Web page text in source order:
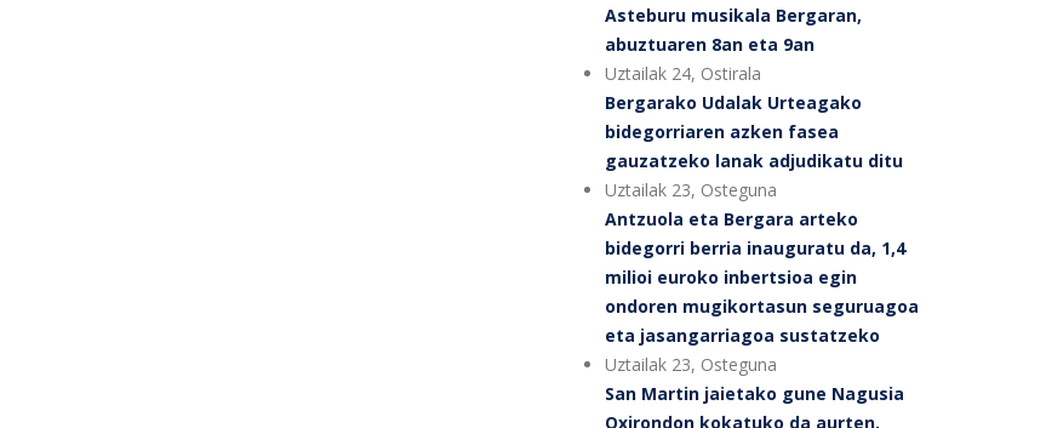
Asteburu musikala Bergaran,
abuztuaren 8an eta 9an
Uztailak 24, Ostirala
Bergarako Udalak Urteagako
bidegorriaren azken fasea
gauzatzeko lanak adjudikatu ditu
Uztailak 23, Osteguna
Antzuola eta Bergara arteko
bidegorri berria inauguratu da, 1,4
milioi euroko inbertsioa egin
ondoren mugikortasun seguruagoa
eta jasangarriagoa sustatzeko
Uztailak 23, Osteguna
San Martin jaietako gune Nagusia
Oxirondon kokatuko da aurten,